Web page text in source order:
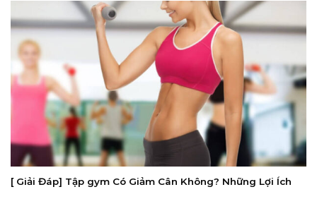
[ Giải Đáp] Tập gym Có Giảm Cân Không? Những Lợi Ích